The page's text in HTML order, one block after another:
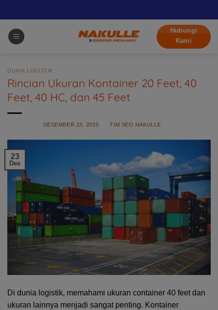
Hubungi
Kami
DUNIA LOGISTIK
Rincian Ukuran Kontainer 20 Feet, 40
Feet, 40 HC, dan 45 Feet
DESEMBER 23, 2025 BYTIM SEO NAKULLE
23
Des
Di dunia logistik, memahami ukuran container 40 feet dan
ukuran lainnya menjadi sangat penting. Kontainer